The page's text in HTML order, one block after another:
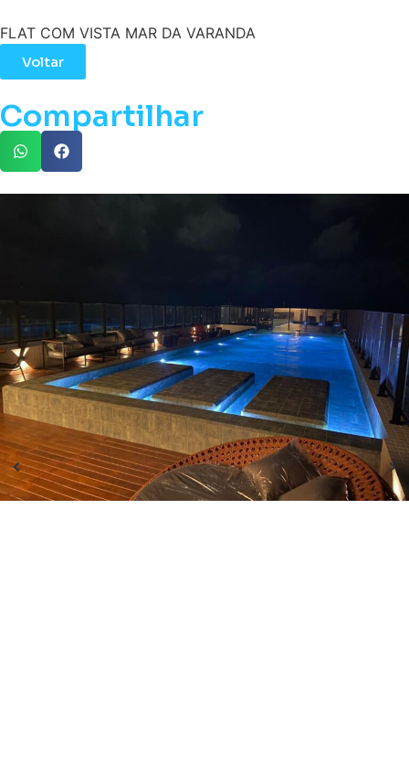
FLAT COM VISTA MAR DA VARANDA
Voltar
Compartilhar